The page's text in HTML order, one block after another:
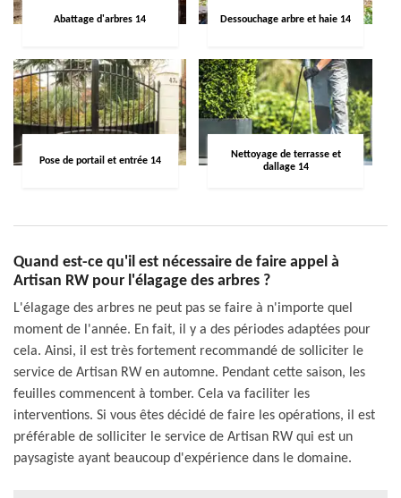
Abattage d'arbres 14 Dessouchage arbre et haie 14
Pose de portail et entrée 14
Nettoyage de terrasse et
dallage 14
Quand est-ce qu'il est nécessaire de faire appel à
Artisan RW pour l'élagage des arbres ?
L'élagage des arbres ne peut pas se faire à n'importe quel
moment de l'année. En fait, il y a des périodes adaptées pour
cela. Ainsi, il est très fortement recommandé de solliciter le
service de Artisan RW en automne. Pendant cette saison, les
feuilles commencent à tomber. Cela va faciliter les
interventions. Si vous êtes décidé de faire les opérations, il est
préférable de solliciter le service de Artisan RW qui est un
paysagiste ayant beaucoup d'expérience dans le domaine.